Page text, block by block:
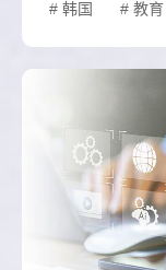
# 韩国 # 教育